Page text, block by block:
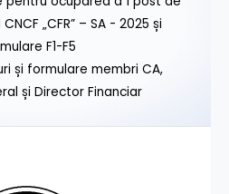
„CFR” – SA - 2025 și
F1-F5
și formulare membri CA,
și Director Financiar